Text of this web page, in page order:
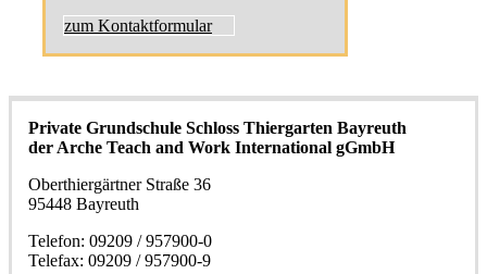
zum Kontaktformular
Private Grundschule Schloss Thiergarten Bayreuth
der Arche Teach and Work International gGmbH
Oberthiergärtner Straße 36
95448 Bayreuth
Telefon: 09209 / 957900-0
Telefax: 09209 / 957900-9